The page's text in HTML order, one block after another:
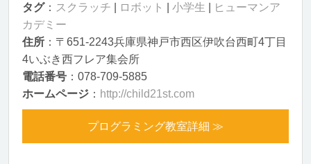
タグ： スクラッチ ロボット 小学生
ヒューマンア
カデミー
住所 ：〒651-2243兵庫県神戸市西区伊吹台西町4丁目
4いぶき西フレア集会所
電話番号 ：078-709-5885
ホームページ ： http://child21st.com
プログラミング教室詳細 ≫